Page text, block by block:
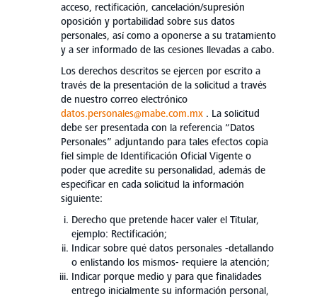
acceso, rectificación, cancelación/supresión
oposición y portabilidad sobre sus datos
personales, así como a oponerse a su tratamiento
y a ser informado de las cesiones llevadas a cabo.
Los derechos descritos se ejercen por escrito a
través de la presentación de la solicitud a través
de nuestro correo electrónico
datos.personales@mabe.com.mx . La solicitud
debe ser presentada con la referencia “Datos
Personales” adjuntando para tales efectos copia
fiel simple de Identificación Oficial Vigente o
poder que acredite su personalidad, además de
especificar en cada solicitud la información
siguiente:
Derecho que pretende hacer valer el Titular,
ejemplo: Rectificación;
Indicar sobre qué datos personales -detallando
o enlistando los mismos- requiere la atención;
Indicar porque medio y para que finalidades
entrego inicialmente su información personal,